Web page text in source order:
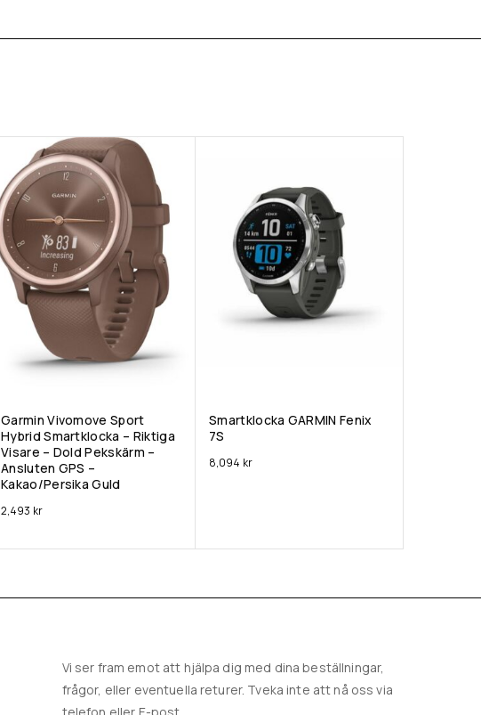
Garmin Vivomove Sport
Hybrid Smartklocka – Riktiga
Visare – Dold Pekskärm –
Ansluten GPS –
Kakao/persika Guld
2,493 kr
Smartklocka GARMIN Fenix
7S
8,094 kr
Vi ser fram emot att hjälpa dig med dina beställningar,
frågor, eller eventuella returer. Tveka inte att nå oss via